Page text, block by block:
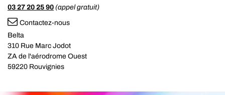
03 27 20 25 90 (appel gratuit)
Contactez-nous
Belta
310 Rue Marc Jodot
ZA de l'aérodrome Ouest
59220 Rouvignies